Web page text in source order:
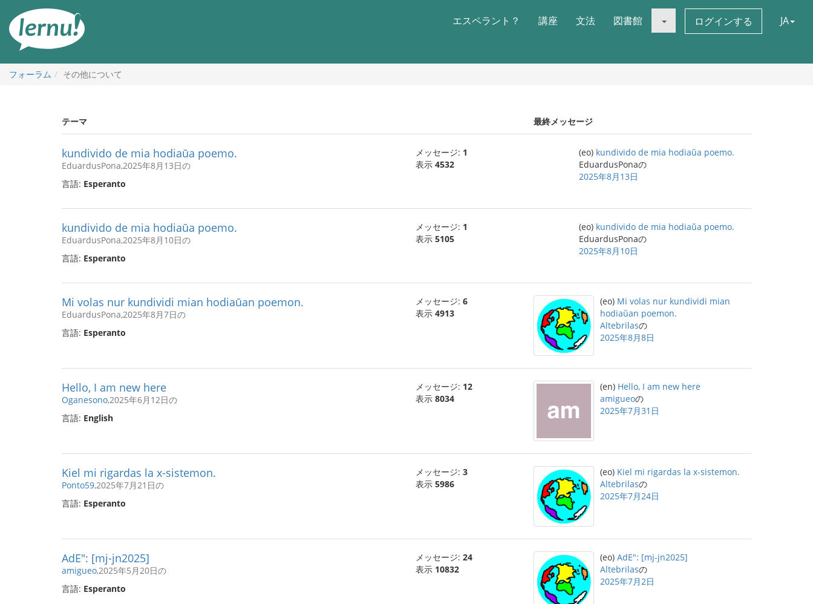
エスペラント？ 講座 文法 図書館 ログインする JA
フォーラム その他について
テーマ 最終メッセージ
kundivido de mia hodiaŭa poemo.
EduardusPona,2025年8月13日の
言語: Esperanto
メッセージ: 1
表示 4532
(eo) kundivido de mia hodiaŭa poemo.
EduardusPonaの
2025年8月13日
kundivido de mia hodiaŭa poemo.
EduardusPona,2025年8月10日の
言語: Esperanto
メッセージ: 1
表示 5105
(eo) kundivido de mia hodiaŭa poemo.
EduardusPonaの
2025年8月10日
Mi volas nur kundividi mian hodiaŭan poemon.
EduardusPona,2025年8月7日の
言語: Esperanto
メッセージ: 6
表示 4913
(eo) Mi volas nur kundividi mian
hodiaŭan poemon.
Altebrilasの
2025年8月8日
Hello, I am new here
Oganesono,2025年6月12日の
言語: English
メッセージ: 12
表示 8034
(en) Hello, I am new here
amigueoの
2025年7月31日
Kiel mi rigardas la x-sistemon.
Ponto59,2025年7月21日の
言語: Esperanto
メッセージ: 3
表示 5986
(eo) Kiel mi rigardas la x-sistemon.
Altebrilasの
2025年7月24日
AdE": [mj-jn2025]
amigueo,2025年5月20日の
言語: Esperanto
メッセージ: 24
表示 10832
(eo) AdE": [mj-jn2025]
Altebrilasの
2025年7月2日